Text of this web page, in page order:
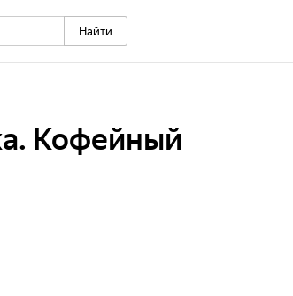
Найти
Кофейный